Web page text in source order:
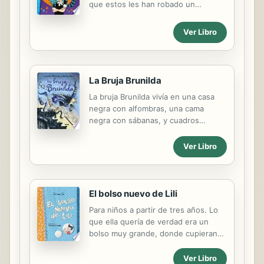
Ilustraciones que ayudan a
que estos les han robado un
Hechizo del Amor. Junto a
Mandrágora, su gato cascarrabias, se
verá envuelta en nuevas aventuras,
llenas de diversión, magia y, ¿quién
sabe?, también de amor.
Ver Libro
La Bruja Brunilda
La bruja Brunilda vivía en una casa
negra con alfombras, una cama
negra con sábanas, y cuadros
cuarto de baño era negro.
Naturalmente, Bruno, su gato,
también era negro. El único problema
era que Brunilda no lo veía... hasta
que un día decidió utilizar un poquito
Ver Libro
El bolso nuevo de Lili
Para niños a partir de tres años. Lo
que ella quería de verdad era un
bolso muy grande, donde cupieran
banana de su mamá, su professora,
Ver Libro